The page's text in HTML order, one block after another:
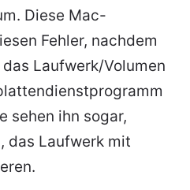
Diese Mac-
Fehler, nachdem
Laufwerk/Volumen
sehen ihn sogar,
das Laufwerk mit